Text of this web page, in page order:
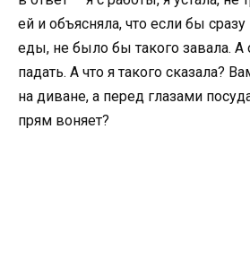
ей и объясняла, что если бы
еды, не было бы такого завала. А
падать. А что я такого сказала?
на диване, а перед глазами
прям воняет?